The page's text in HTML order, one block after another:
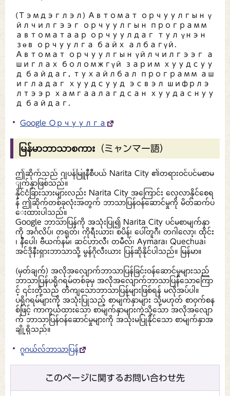
(Тэмдэглэл) Автомат орчуулгын ү
йлчилгээг орчуулгын программ
автоматаар орчуулдаг тул үнэн
зөв орчуулга байх албагүй.
Автомат орчуулгын үйлчилгээг а
шиглах боломжгүй зарим хуудсуу
д байдаг, тухайлбал программ аш
игладаг хуудсууд эсвэл шифрлэ
лтээр хамгаалагдсан хуудаснуу
д байдаг.
Google Орчуулга
မြန်မာဘာသာစကား（ミャンマー語）
ဤဆိုက်သည် ဂျပန်မြူနီစီပယ် Narita City ၏တရားဝင်ပင်မစာမ
ျက်နှာဖြစ်သည်။
နိုင်ငံခြားသားများလည်း Narita City အကြောင်း လေ့လာနိုင်စေရ
န် ဤဆိုက်တစ်ခုလုံးအတွက် ဘာသာပြန်ဝန်ဆောင်မှုကို မိတ်ဆက်ပ
ေးထားပါသည်။
Google ဘာသာပြန်ကို အသုံးပြု၍ Narita City ပင်မစာမျက်နှာ
ကို အင်္ဂလိပ်၊ တရုတ်၊ ကိုရီးယား၊ စပိန်၊ ပေါ်တူဂီ၊ တဂါလော့၊ ထိုင်း
၊ နီပေါ၊ ဗီယက်နမ်၊ ဆင်ဟာလီ၊ တမီလ်၊ Aymara၊ Quechua၊
အင်ဒိုနီးရှားဘာသာသို့ မွန်ဂိုလီးယား ပြန်ဆိုနိုင်ပါသည်။ မြန်မာ။
(မှတ်ချက်) အလိုအလျောက်ဘာသာပြန်ခြင်းဝန်ဆောင်မှုများသည်
ဘာသာပြန်ပရိုဂရမ်တစ်ခုမှ အလိုအလျောက်ဘာသာပြန်သောကြော
င့် ၎င်းတို့သည် တိကျသောဘာသာပြန်များဖြစ်ရန် မလိုအပ်ပါ။
ပရိုဂရမ်များကို အသုံးပြုသည့် စာမျက်နှာများ သို့မဟုတ် စာဝှက်စန
စ်ဖြင့် ကာကွယ်ထားသော စာမျက်နှာများကဲ့သို့သော အလိုအလျော
က် ဘာသာပြန်ဝန်ဆောင်မှုများကို အသုံးမပြုနိုင်သော စာမျက်နှာအ
ချို့ရှိသည်။
ဂူဂယ်လ်ဘာသာပြန်
このページに関するお問い合わせ先